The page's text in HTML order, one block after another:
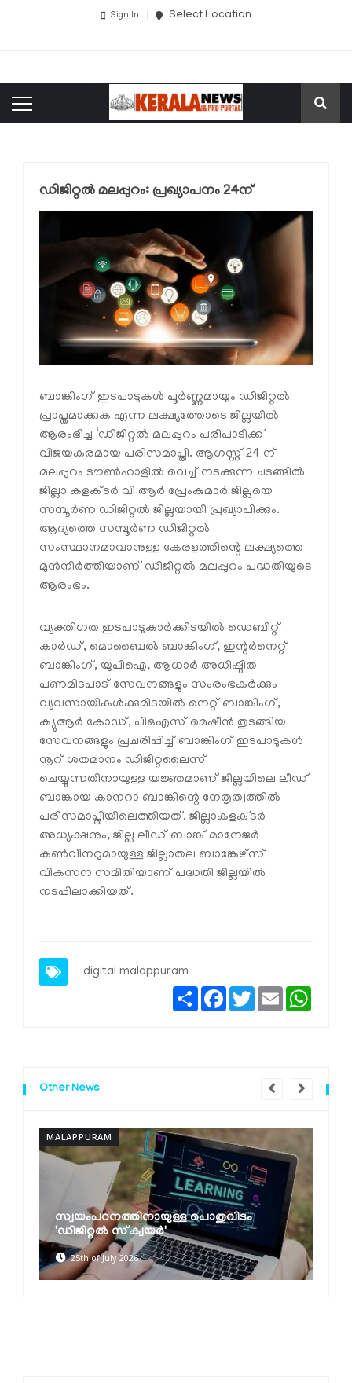
Sign In Select Location
ഡിജിറ്റല്‍ മലപ്പുറം: പ്രഖ്യാപനം 24ന്
ബാങ്കിംഗ് ഇടപാടുകൾ പൂര്‍ണ്ണമായും ഡിജിറ്റൽ
പ്രാപ്തമാക്കുക എന്ന ലക്ഷ്യത്തോടെ ജില്ലയില്‍
ആരംഭിച്ച ‘ഡിജിറ്റൽ മലപ്പുറം പരിപാടിക്ക്
വിജയകരമായ പരിസമാപ്തി. ആഗസ്റ്റ് 24 ന്
മലപ്പുറം ടൗൺഹാളിൽ വെച്ച് നടക്കുന്ന ചടങ്ങിൽ
ജില്ലാ കളക്ടർ വി ആര്‍ പ്രേംകുമാർ ജില്ലയെ
സമ്പൂർണ ഡിജിറ്റൽ ജില്ലയായി പ്രഖ്യാപിക്കും.
ആദ്യത്തെ സമ്പൂർണ ഡിജിറ്റൽ
സംസ്ഥാനമാവാനുള്ള കേരളത്തിന്റെ ലക്ഷ്യത്തെ
മുൻനിർത്തിയാണ് ഡിജിറ്റൽ മലപ്പുറം പദ്ധതിയുടെ
ആരംഭം.
വ്യക്തിഗത ഇടപാടുകാര്‍ക്കിടയില്‍ ഡെബിറ്റ്
കാര്‍ഡ്, മൊബൈല്‍ ബാങ്കിംഗ്, ഇന്റര്‍നെറ്റ്
ബാങ്കിംഗ്, യുപിഐ, ആധാര്‍ അധിഷ്ഠിത
പണമിടപാട് സേവനങ്ങളും സംരംഭകര്‍ക്കും
വ്യവസായികള്‍ക്കുമിടയില്‍ നെറ്റ് ബാങ്കിംഗ്,
ക്യുആര്‍ കോഡ്, പിഒഎസ് മെഷീന്‍ തുടങ്ങിയ
സേവനങ്ങളും പ്രചരിപ്പിച്ച് ബാങ്കിംഗ് ഇടപാടുകള്‍
നൂറ് ശതമാനം ഡിജിറ്റലൈസ്
ചെയ്യുന്നതിനായുള്ള യജ്ഞമാണ് ജില്ലയിലെ ലീഡ്
ബാങ്കായ കാനറാ ബാങ്കിന്റെ നേതൃത്വത്തില്‍
പരിസമാപ്തിയിലെത്തിയത്. ജില്ലാകളക്ടർ
അധ്യക്ഷനും, ജില്ല ലീഡ് ബാങ്ക് മാനേജർ
കൺവീനറുമായുള്ള ജില്ലാതല ബാങ്കേഴ്സ്
വികസന സമിതിയാണ് പദ്ധതി ജില്ലയിൽ
നടപ്പിലാക്കിയത്.
digital malappuram
ShareFacebook
TwitterEmail
Other News
MALAPPURAM
റവന്യൂ സേവനങ്ങള്‍ ഇനി ഒറ്റ ക്ലിക്കില്‍;
സിംഗിള്‍ സൈന്‍ ഓണ്‍ സംവിധാനവുമായി
റവന്യു...
22nd of July 2026